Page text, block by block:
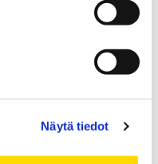
Näytä tiedot
kuten merenkulku,
joka tukee riskien